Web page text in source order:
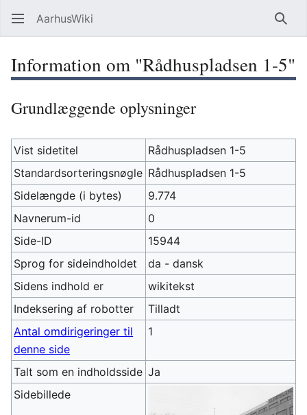
AarhusWiki Søg
Information om "Rådhuspladsen 1-5"
Grundlæggende oplysninger
Vist sidetitel
Rådhuspladsen 1-5
Standardsorteringsnøgle Rådhuspladsen 1-5
Sidelængde (i bytes)
9.774
Navnerum-id
0
Side-ID
15944
Sprog for sideindholdet
da - dansk
Sidens indhold er
wikitekst
Indeksering af robotter
Tilladt
Antal omdirigeringer til
denne side
1
Talt som en indholdsside Ja
Sidebillede